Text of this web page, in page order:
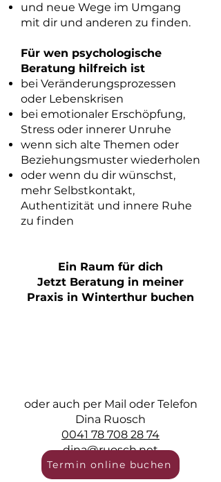
und neue Wege im Umgang
mit dir und anderen zu finden.
Für wen psychologische
Beratung hilfreich ist
bei Veränderungsprozessen
oder Lebenskrisen
bei emotionaler Erschöpfung,
Stress oder innerer Unruhe
wenn sich alte Themen oder
Beziehungsmuster wiederholen
oder wenn du dir wünschst,
mehr Selbstkontakt,
Authentizität und innere Ruhe
zu finden
Ein Raum für dich
Jetzt Beratung in meiner
Praxis in Winterthur buchen
oder auch per Mail oder Telefon​
Dina Ruosch
0041 78 708 28 74
dina@ruosch.net
Termin online buchen